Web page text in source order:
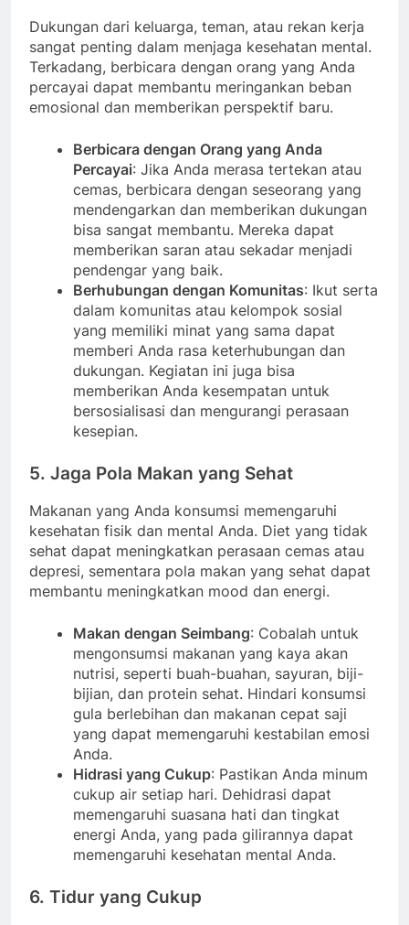
Dukungan dari keluarga, teman, atau rekan kerja
sangat penting dalam menjaga kesehatan mental.
Terkadang, berbicara dengan orang yang Anda
percayai dapat membantu meringankan beban
emosional dan memberikan perspektif baru.
Berbicara dengan Orang yang Anda
Percayai: Jika Anda merasa tertekan atau
cemas, berbicara dengan seseorang yang
mendengarkan dan memberikan dukungan
bisa sangat membantu. Mereka dapat
memberikan saran atau sekadar menjadi
pendengar yang baik.
Berhubungan dengan Komunitas: Ikut serta
dalam komunitas atau kelompok sosial
yang memiliki minat yang sama dapat
memberi Anda rasa keterhubungan dan
dukungan. Kegiatan ini juga bisa
memberikan Anda kesempatan untuk
bersosialisasi dan mengurangi perasaan
kesepian.
5. Jaga Pola Makan yang Sehat
Makanan yang Anda konsumsi memengaruhi
kesehatan fisik dan mental Anda. Diet yang tidak
sehat dapat meningkatkan perasaan cemas atau
depresi, sementara pola makan yang sehat dapat
membantu meningkatkan mood dan energi.
Makan dengan Seimbang: Cobalah untuk
mengonsumsi makanan yang kaya akan
nutrisi, seperti buah-buahan, sayuran, biji-
bijian, dan protein sehat. Hindari konsumsi
gula berlebihan dan makanan cepat saji
yang dapat memengaruhi kestabilan emosi
Anda.
Hidrasi yang Cukup: Pastikan Anda minum
cukup air setiap hari. Dehidrasi dapat
memengaruhi suasana hati dan tingkat
energi Anda, yang pada gilirannya dapat
memengaruhi kesehatan mental Anda.
6. Tidur yang Cukup